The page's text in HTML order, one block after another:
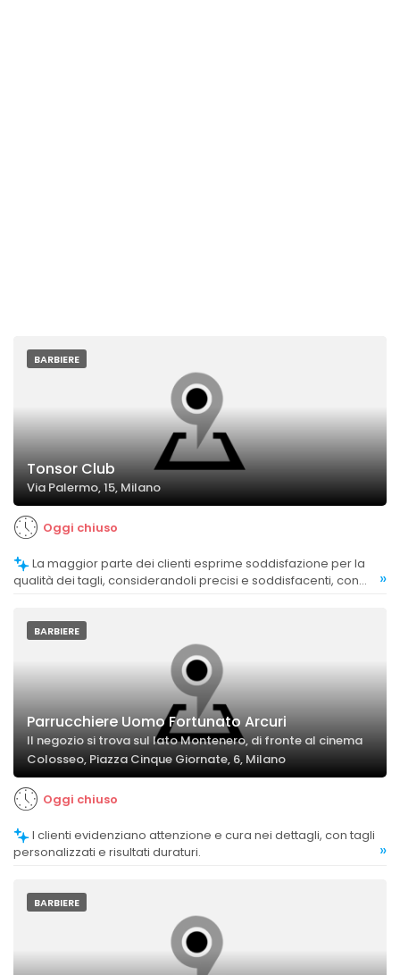
BARBIERE
Tonsor Club
Via Palermo, 15, Milano
Oggi chiuso
qualità dei tagli, considerandoli precisi e soddisfacenti, con
»
BARBIERE
Parrucchiere Uomo Fortunato Arcuri
Il negozio si trova sul lato Montenero, di fronte al cinema
Colosseo, Piazza Cinque Giornate, 6, Milano
Oggi chiuso
personalizzati e risultati duraturi.
»
BARBIERE